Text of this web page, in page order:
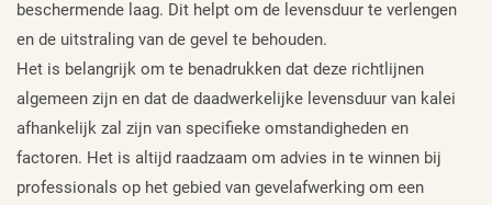
beschermende laag. Dit helpt om de levensduur te verlengen
en de uitstraling van de gevel te behouden.
Het is belangrijk om te benadrukken dat deze richtlijnen
algemeen zijn en dat de daadwerkelijke levensduur van kalei
afhankelijk zal zijn van specifieke omstandigheden en
factoren. Het is altijd raadzaam om advies in te winnen bij
professionals op het gebied van gevelafwerking om een